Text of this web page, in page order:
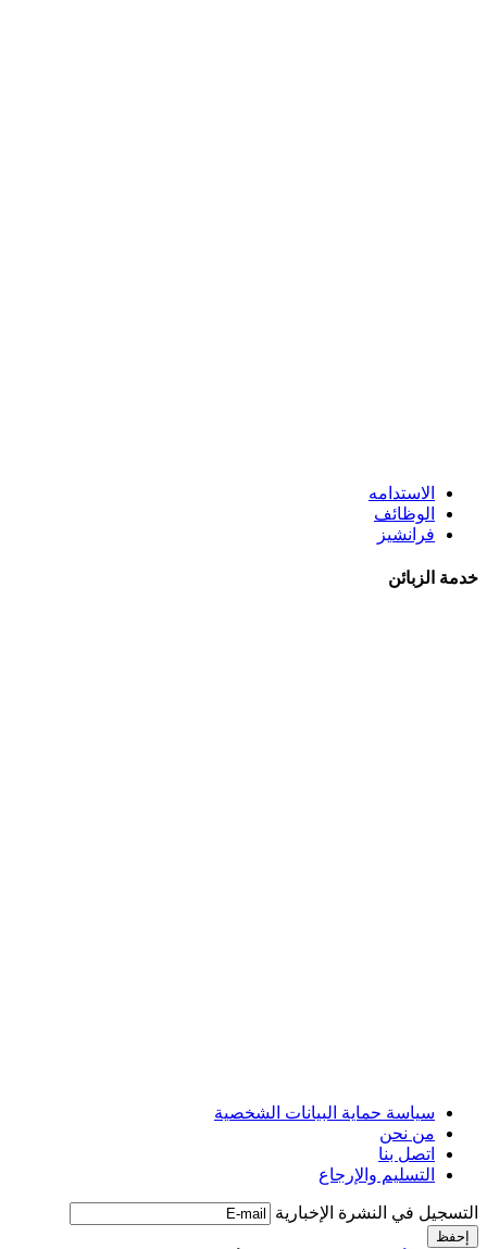
الاستدامه
الوظائف
فرانشيز
خدمة الزبائن
سياسة حماية البيانات الشخصية
من نحن
اتصل بنا
التسليم والإرجاع
التسجيل في النشرة الإخبارية